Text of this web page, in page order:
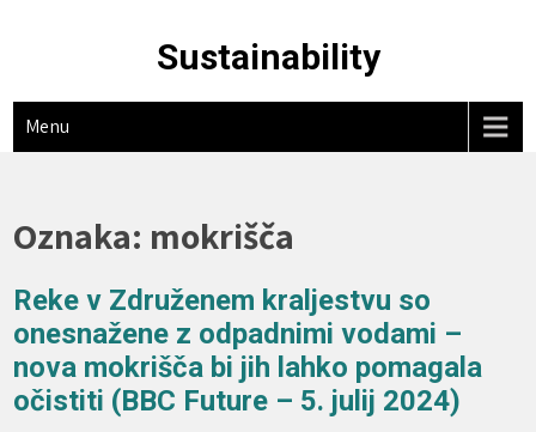
Sustainability
Menu
Oznaka: mokrišča
Reke v Združenem kraljestvu so
onesnažene z odpadnimi vodami –
nova mokrišča bi jih lahko pomagala
očistiti (BBC Future – 5. julij 2024)